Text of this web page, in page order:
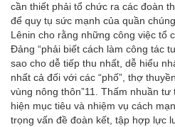
cần thiết phải tổ chức ra các đoàn
để quy tụ sức mạnh của quần
Lênin cho rằng những công việc tổ
Đảng “phải biết cách làm công tác
sao cho dễ tiếp thu nhất, dễ hiểu
nhất cả đối với các “phố”, thợ
vùng nông thôn”11. Thấm nhuần tư
hiện mục tiêu và nhiệm vụ cách
trọng vấn đề đoàn kết, tập hợp lực